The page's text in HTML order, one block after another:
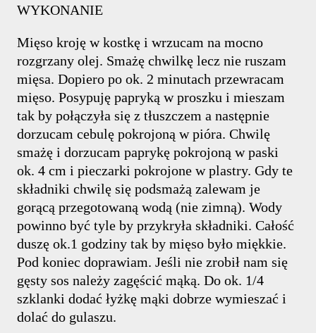
WYKONANIE
Mięso kroję w kostkę i wrzucam na mocno
rozgrzany olej. Smażę chwilkę lecz nie ruszam
mięsa. Dopiero po ok. 2 minutach przewracam
mięso. Posypuję papryką w proszku i mieszam
tak by połączyła się z tłuszczem a następnie
dorzucam cebulę pokrojoną w pióra. Chwilę
smażę i dorzucam paprykę pokrojoną w paski
ok. 4 cm i pieczarki pokrojone w plastry. Gdy te
składniki chwilę się podsmażą zalewam je
gorącą przegotowaną wodą (nie zimną). Wody
powinno być tyle by przykryła składniki. Całość
duszę ok.1 godziny tak by mięso było miękkie.
Pod koniec doprawiam. Jeśli nie zrobił nam się
gęsty sos należy zagęścić mąką. Do ok. 1/4
szklanki dodać łyżkę mąki dobrze wymieszać i
dolać do gulaszu.